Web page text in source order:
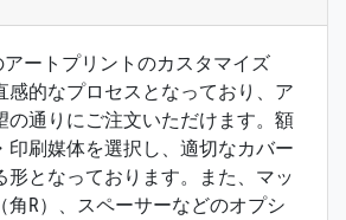
アートプリントのカスタマイズ
感的なプロセスとなっており、ア
の通りにご注文いただけます。額
印刷媒体を選択し、適切なカバー
形となっております。また、マッ
角R）、スペーサーなどのオプシ